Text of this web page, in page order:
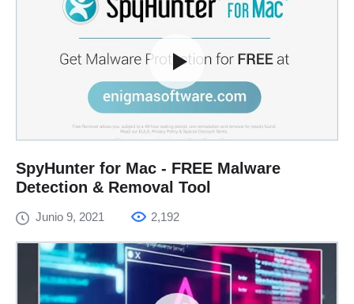
SpyHunter for Mac - FREE Malware
Detection & Removal Tool
Junio 9, 2021 2,192